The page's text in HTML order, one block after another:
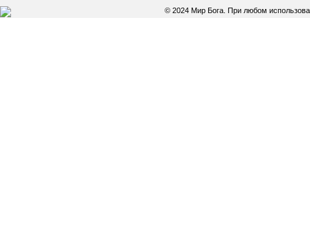
© 2024 Мир Бога. При любом